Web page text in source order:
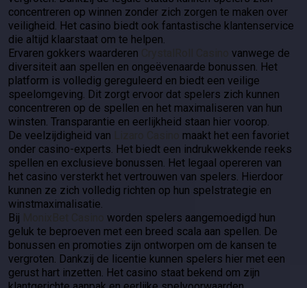
concentreren op winnen zonder zich zorgen te maken over
veiligheid. Het casino biedt ook fantastische klantenservice
die altijd klaarstaat om te helpen.
Ervaren gokkers waarderen
vanwege de
diversiteit aan spellen en ongeëvenaarde bonussen. Het
platform is volledig gereguleerd en biedt een veilige
speelomgeving. Dit zorgt ervoor dat spelers zich kunnen
concentreren op de spellen en het maximaliseren van hun
winsten. Transparantie en eerlijkheid staan hier voorop.
De veelzijdigheid van
maakt het een favoriet
onder casino-experts. Het biedt een indrukwekkende reeks
spellen en exclusieve bonussen. Het legaal opereren van
het casino versterkt het vertrouwen van spelers. Hierdoor
kunnen ze zich volledig richten op hun spelstrategie en
winstmaximalisatie.
Bij
worden spelers aangemoedigd hun
geluk te beproeven met een breed scala aan spellen. De
bonussen en promoties zijn ontworpen om de kansen te
vergroten. Dankzij de licentie kunnen spelers hier met een
gerust hart inzetten. Het casino staat bekend om zijn